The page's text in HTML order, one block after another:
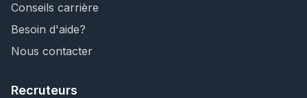
Conseils carrière
Besoin d'aide?
Nous contacter
Recruteurs